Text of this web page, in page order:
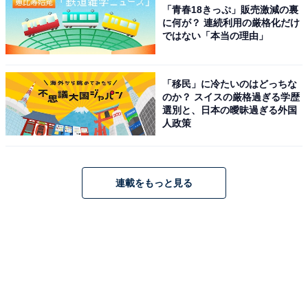
「青春18きっぷ」販売激減の裏
に何が？ 連続利用の厳格化だけ
ではない「本当の理由」
「移民」に冷たいのはどっちな
のか？ スイスの厳格過ぎる学歴
選別と、日本の曖昧過ぎる外国
人政策
連載をもっと見る